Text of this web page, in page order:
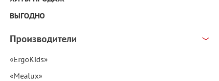
ВЫГОДНО
Производители
«ErgoKids»
«Mealux»